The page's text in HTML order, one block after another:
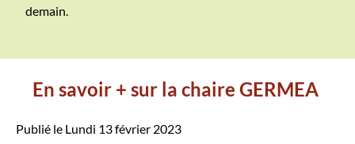
demain.
En savoir + sur la chaire GERMEA
Publié le Lundi 13 février 2023